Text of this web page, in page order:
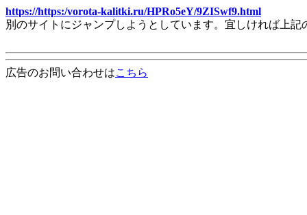
https://https:/vorota-kalitki.ru/HPRo5eY/9ZISwf9.html
別のサイトにジャンプしようとしています。宜しければ上
広告のお問い合わせはこちら